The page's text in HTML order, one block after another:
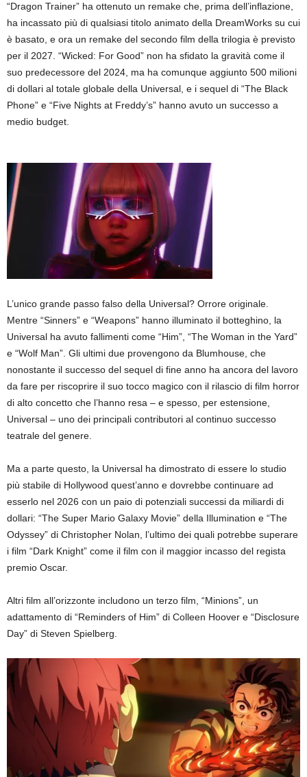
“Dragon Trainer” ha ottenuto un remake che, prima dell’inflazione,
ha incassato più di qualsiasi titolo animato della DreamWorks su cui
è basato, e ora un remake del secondo film della trilogia è previsto
per il 2027. “Wicked: For Good” non ha sfidato la gravità come il
suo predecessore del 2024, ma ha comunque aggiunto 500 milioni
di dollari al totale globale della Universal, e i sequel di “The Black
Phone” e “Five Nights at Freddy’s” hanno avuto un successo a
medio budget.
L’unico grande passo falso della Universal? Orrore originale.
Mentre “Sinners” e “Weapons” hanno illuminato il botteghino, la
Universal ha avuto fallimenti come “Him”, “The Woman in the Yard”
e “Wolf Man”. Gli ultimi due provengono da Blumhouse, che
nonostante il successo del sequel di fine anno ha ancora del lavoro
da fare per riscoprire il suo tocco magico con il rilascio di film horror
di alto concetto che l’hanno resa – e spesso, per estensione,
Universal – uno dei principali contributori al continuo successo
teatrale del genere.
Ma a parte questo, la Universal ha dimostrato di essere lo studio
più stabile di Hollywood quest’anno e dovrebbe continuare ad
esserlo nel 2026 con un paio di potenziali successi da miliardi di
dollari: “The Super Mario Galaxy Movie” della Illumination e “The
Odyssey” di Christopher Nolan, l’ultimo dei quali potrebbe superare
i film “Dark Knight” come il film con il maggior incasso del regista
premio Oscar.
Altri film all’orizzonte includono un terzo film, “Minions”, un
adattamento di “Reminders of Him” di Colleen Hoover e “Disclosure
Day” di Steven Spielberg.